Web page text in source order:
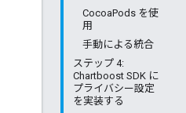
CocoaPods を使
用
手動による統合
ステップ 4:
Chartboost SDK に
プライバシー設定
を実装する